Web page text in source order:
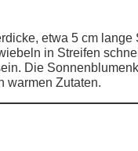
etwa 5 cm
in Streifen
Die
warmen Zutaten.